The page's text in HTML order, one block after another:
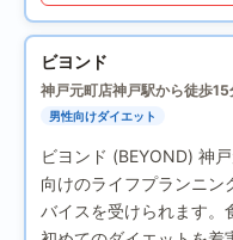
ビヨンド
神戸元町店神戸駅から徒歩15
男性向けダイエット
ビヨンド (BEYOND) 神
向けのライフプランニン
バイスを受けられます。